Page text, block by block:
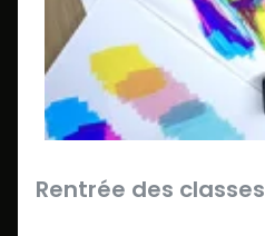
Rentrée des classes